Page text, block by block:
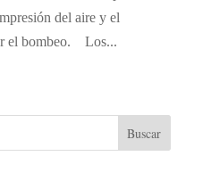
del aire y el
el bombeo. Los...